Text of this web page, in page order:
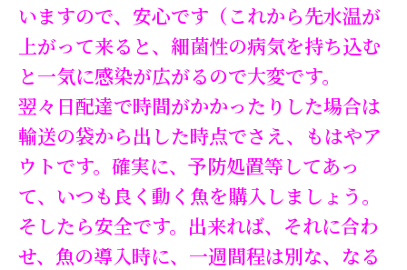
いますので、安心です（これから先水温が
上がって来ると、細菌性の病気を持ち込む
と一気に感染が広がるので大変です。
翌々日配達で時間がかかったりした場合は
輸送の袋から出した時点でさえ、もはやア
ウトです。確実に、予防処置等してあっ
て、いつも良く動く魚を購入しましょう。
そしたら安全です。出来れば、それに合わ
せ、魚の導入時に、一週間程は別な、なる